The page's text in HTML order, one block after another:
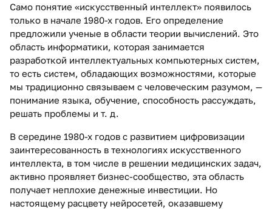
Само понятие «искусственный интеллект» появилось
только в начале 1980-х годов. Его определение
предложили ученые в области теории вычислений. Это
область информатики, которая занимается
разработкой интеллектуальных компьютерных систем,
то есть систем, обладающих возможностями, которые
мы традиционно связываем с человеческим разумом, —
понимание языка, обучение, способность рассуждать,
решать проблемы и т. д.
В середине 1980-х годов с развитием цифровизации
заинтересованность в технологиях искусственного
интеллекта, в том числе в решении медицинских задач,
активно проявляет бизнес-сообщество, эта область
получает неплохие денежные инвестиции. Но
настоящему расцвету нейросетей, оказавшему